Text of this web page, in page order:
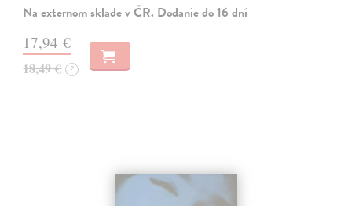
Na externom sklade v ČR. Dodanie do 16 dní
17,94 €
18,49 € ?